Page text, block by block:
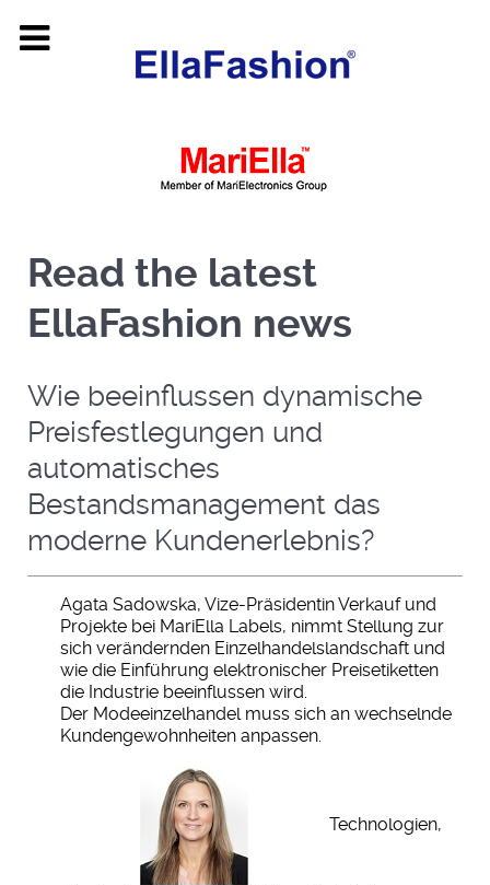
Read the latest
EllaFashion news
Wie beeinflussen dynamische
Preisfestlegungen und
automatisches
Bestandsmanagement das
moderne Kundenerlebnis?
Agata Sadowska, Vize-Präsidentin Verkauf und
Projekte bei MariElla Labels, nimmt Stellung zur
sich verändernden Einzelhandelslandschaft und
wie die Einführung elektronischer Preisetiketten
die Industrie beeinflussen wird.
Der Modeeinzelhandel muss sich an wechselnde
Kundengewohnheiten anpassen.
Technologien,